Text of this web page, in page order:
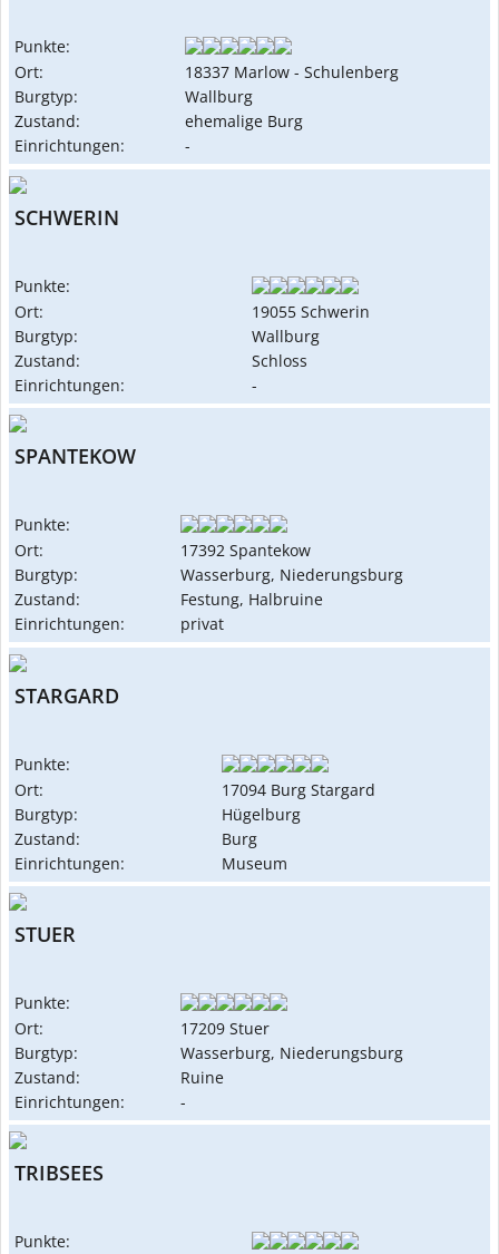
Punkte:
Ort:
18337 Marlow - Schulenberg
Burgtyp:
Wallburg
Zustand:
ehemalige Burg
Einrichtungen:
-
SCHWERIN
Punkte:
Ort:
19055 Schwerin
Burgtyp:
Wallburg
Zustand:
Schloss
Einrichtungen:
-
SPANTEKOW
Punkte:
Ort:
17392 Spantekow
Burgtyp:
Wasserburg, Niederungsburg
Zustand:
Festung, Halbruine
Einrichtungen:
privat
STARGARD
Punkte:
Ort:
17094 Burg Stargard
Burgtyp:
Hügelburg
Zustand:
Burg
Einrichtungen:
Museum
STUER
Punkte:
Ort:
17209 Stuer
Burgtyp:
Wasserburg, Niederungsburg
Zustand:
Ruine
Einrichtungen:
-
TRIBSEES
Punkte: